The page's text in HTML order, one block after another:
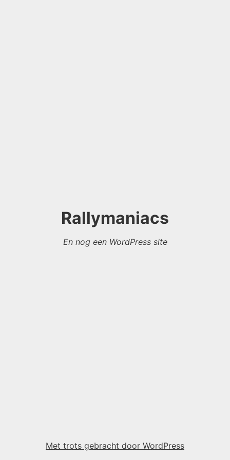
Rallymaniacs
En nog een WordPress site
Met trots gebracht door WordPress